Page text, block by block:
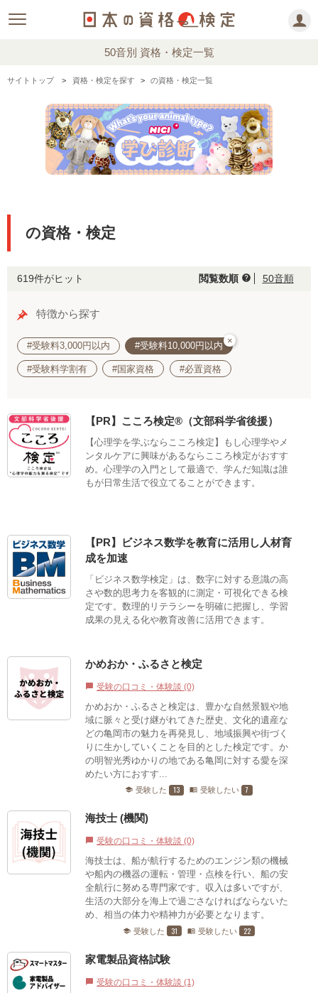
50音別 資格・検定一覧
サイトトップ 資格・検定を探す の資格・検定一覧
の資格・検定
619件がヒット 閲覧数順 help 50音順
特徴から探す
#受験料3,000円以内 #受験料10,000円以内
×
#受験料学割有 #国家資格 #必置資格
【PR】こころ検定®（文部科学省後援）
【心理学を学ぶならこころ検定】もし心理学やメ
ンタルケアに興味があるならこころ検定がおすす
め。心理学の入門として最適で、学んだ知識は誰
もが日常生活で役立てることができます。
【PR】ビジネス数学を教育に活用し人材育
成を加速
「ビジネス数学検定」は、数字に対する意識の高
さや数的思考力を客観的に測定・可視化できる検
定です。数理的リテラシーを明確に把握し、学習
成果の見える化や教育改善に活用できます。
かめおか・ふるさと検定
chat_bubble 受験の口コミ・体験談 (0)
かめおか・ふるさと検定は、豊かな自然景観や地
域に脈々と受け継がれてきた歴史、文化的遺産な
どの亀岡市の魅力を再発見し、地域振興や街づく
りに生かしていくことを目的とした検定です。か
の明智光秀ゆかりの地である亀岡に対する愛を深
めたい方におすす...
school 受験した 13 menu_book 受験したい 7
海技士 (機関)
chat_bubble 受験の口コミ・体験談 (0)
海技士は、船が航行するためのエンジン類の機械
や船内の機器の運転・管理・点検を行い、船の安
全航行に努める専門家です。収入は多いですが、
生活の大部分を海上で過ごさなければならないた
め、相当の体力や精神力が必要となります。
school 受験した 31 menu_book 受験したい 22
家電製品資格試験
chat_bubble 受験の口コミ・体験談 (1)